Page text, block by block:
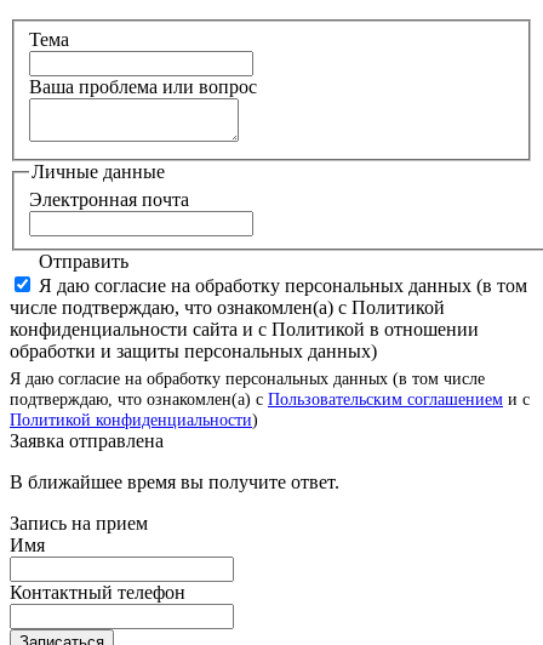
Тема
Ваша проблема или вопрос
Личные данные
Электронная почта
Отправить
Я даю согласие на обработку персональных данных (в том
числе подтверждаю, что ознакомлен(а) с Политикой
конфиденциальности сайта и с Политикой в отношении
обработки и защиты персональных данных)
Я даю согласие на обработку персональных данных (в том числе
подтверждаю, что ознакомлен(а) с Пользовательским соглашением и с
Политикой конфиденциальности)
Заявка отправлена
В ближайшее время вы получите ответ.
Запись на прием
Имя
Контактный телефон